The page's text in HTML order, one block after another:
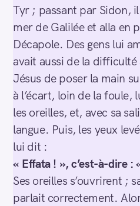
Tyr ; passant par Sidon,
mer de Galilée et alla en
Décapole. Des gens lui
avait aussi de la
Jésus de poser la main
à l’écart, loin de la foule,
les oreilles, et, avec sa
langue. Puis, les yeux
lui dit :
« Effata ! », c’est-à-dire :
Ses oreilles s’ouvrirent ;
parlait correctement.
e
r
c
h
e
r